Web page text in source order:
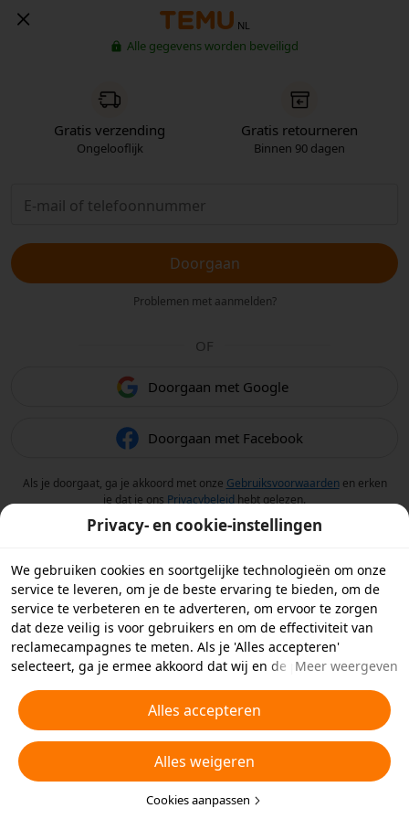
NL
Alle gegevens worden beveiligd
Gratis verzending
Ongelooflijk
Gratis retourneren
Binnen 90 dagen
Doorgaan
Problemen met aanmelden?
OF
Doorgaan met Google
Doorgaan met Facebook
Als je doorgaat, ga je akkoord met onze Gebruiksvoorwaarden en erken
je dat je ons Privacybeleid hebt gelezen.
Privacy- en cookie-instellingen
We gebruiken cookies en soortgelijke technologieën om onze
service te leveren, om je de beste ervaring te bieden, om de
service te verbeteren en te adverteren, om ervoor te zorgen
dat deze veilig is voor gebruikers en om de effectiviteit van
reclamecampagnes te meten. Als je 'Alles accepteren'
selecteert, ga je ermee akkoord dat wij en de partners
technologieën op je apparaat opslaan voor
reclamedoeleinden. Je kunt ook kiezen welke typen cookies je
wilt toestaan of afwijzen door hieronder of in je
privacyinstellingen op 'Cookies aanpassen' te klikken.
Raadpleeg voor meer informatie onsBeleid inzake cookies en
soortgelijke technologieën.
Meer weergeven
Alles accepteren
Alles weigeren
Cookies aanpassen